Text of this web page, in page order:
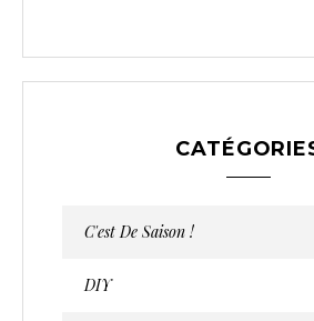
C'est De Saison !
DIY